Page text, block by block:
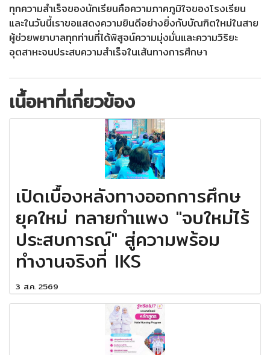
ทุกความสำเร็จของนักเรียนคือความภาคภูมิใจของโรงเรียน
และในวันนี้เราขอแสดงความยินดีอย่างยิ่งกับบัณฑิตใหม่ในสาย
ผู้ช่วยพยาบาลทุกท่านที่ได้พิสูจน์ความมุ่งมั่นและความวิริยะ
อุตสาหะจนประสบความสำเร็จในเส้นทางการศึกษา
เนื้อหาที่เกี่ยวข้อง
เปิดเบื้องหลังทางออกการศึกษ
ยุคใหม่ ทลายกำแพง "จบใหม่ไร้
ประสบการณ์" สู่ความพร้อม
ทำงานจริงที่ IKS
3 ส.ค. 2569